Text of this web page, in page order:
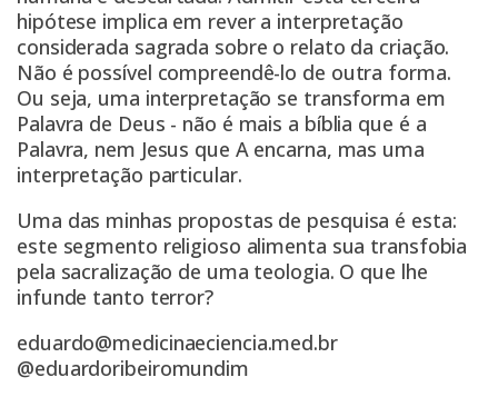
hipótese implica em rever a interpretação
considerada sagrada sobre o relato da criação.
Não é possível compreendê-lo de outra forma.
Ou seja, uma interpretação se transforma em
Palavra de Deus - não é mais a bíblia que é a
Palavra, nem Jesus que A encarna, mas uma
interpretação particular.
Uma das minhas propostas de pesquisa é esta:
este segmento religioso alimenta sua transfobia
pela sacralização de uma teologia. O que lhe
infunde tanto terror?
eduardo@medicinaeciencia.med.br
@eduardoribeiromundim